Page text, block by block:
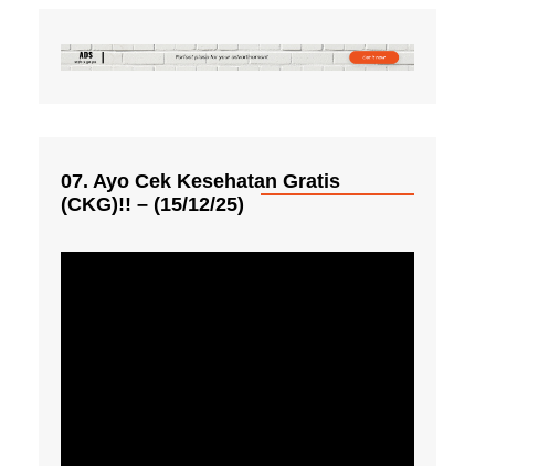
07. Ayo Cek Kesehatan Gratis
(CKG)!! – (15/12/25)